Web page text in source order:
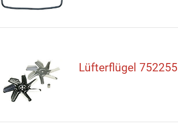
Lüfterflügel 752255